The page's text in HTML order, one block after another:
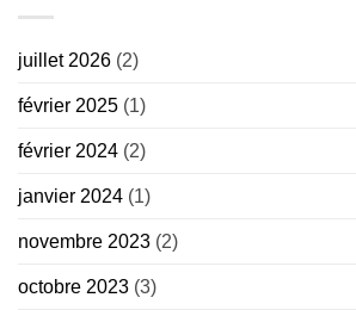
juillet 2026 (2)
février 2025 (1)
février 2024 (2)
janvier 2024 (1)
novembre 2023 (2)
octobre 2023 (3)